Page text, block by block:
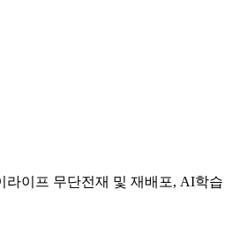
이프 무단전재 및 재배포, AI학습